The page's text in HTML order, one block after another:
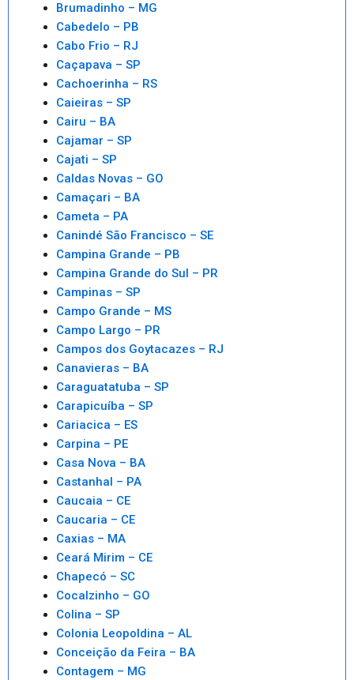
Brumadinho – MG
Cabedelo – PB
Cabo Frio – RJ
Caçapava – SP
Cachoerinha – RS
Caieiras – SP
Cairu – BA
Cajamar – SP
Cajati – SP
Caldas Novas – GO
Camaçari – BA
Cameta – PA
Canindé São Francisco – SE
Campina Grande – PB
Campina Grande do Sul – PR
Campinas – SP
Campo Grande – MS
Campo Largo – PR
Campos dos Goytacazes – RJ
Canavieras – BA
Caraguatatuba – SP
Carapicuíba – SP
Cariacica – ES
Carpina – PE
Casa Nova – BA
Castanhal – PA
Caucaia – CE
Caucaria – CE
Caxias – MA
Ceará Mirim – CE
Chapecó – SC
Cocalzinho – GO
Colina – SP
Colonia Leopoldina – AL
Conceição da Feira – BA
Contagem – MG